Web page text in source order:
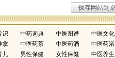
识 中药词典 中医图谱
中医文化
拿
中医药茶 中医药酒
中医药浴
儿
男性保健 女性保健 中医养生